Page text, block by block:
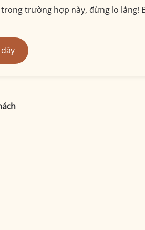
trường hợp này, đừng lo